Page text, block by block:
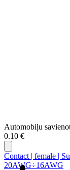
Automobiļu
0.10 €
Contact | female |
20AWG÷16AWG